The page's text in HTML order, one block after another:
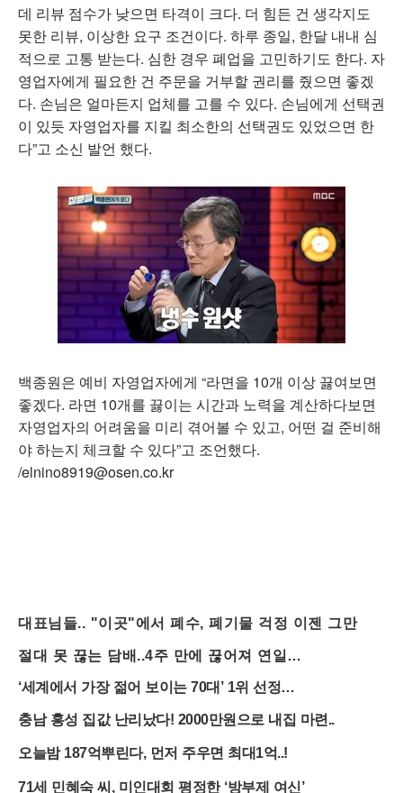
데 리뷰 점수가 낮으면 타격이 크다. 더 힘든 건 생각지도
못한 리뷰, 이상한 요구 조건이다. 하루 종일, 한달 내내 심
적으로 고통 받는다. 심한 경우 폐업을 고민하기도 한다. 자
영업자에게 필요한 건 주문을 거부할 권리를 줬으면 좋겠
다. 손님은 얼마든지 업체를 고를 수 있다. 손님에게 선택권
이 있듯 자영업자를 지킬 최소한의 선택권도 있었으면 한
다”고 소신 발언 했다.
백종원은 예비 자영업자에게 “라면을 10개 이상 끓여보면
좋겠다. 라면 10개를 끓이는 시간과 노력을 계산하다보면
자영업자의 어려움을 미리 겪어볼 수 있고, 어떤 걸 준비해
야 하는지 체크할 수 있다”고 조언했다.
/elnino8919@osen.co.kr